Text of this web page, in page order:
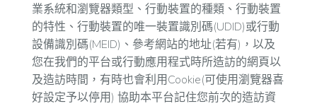
業系統和瀏覽器類型、行動裝置的種類、行動裝置
的特性、行動裝置的唯一裝置識別碼(UDID)或行動
設備識別碼(MEID)、參考網站的地址(若有)，以及
您在我們的平台或行動應用程式時所造訪的網頁以
及造訪時間，有時也會利用Cookie(可使用瀏覽器喜
好設定予以停用) 協助本平台記住您前次的造訪資